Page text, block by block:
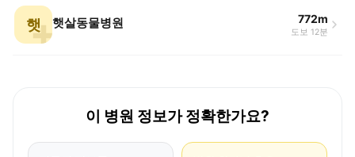
햇 햇살동물병원 772m
도보 12분
이 병원 정보가 정확한가요?